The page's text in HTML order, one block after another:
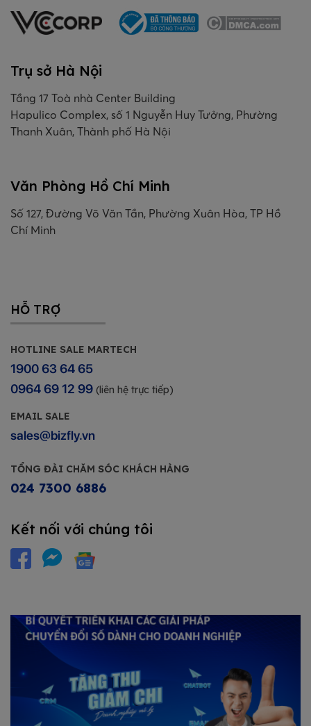
Trụ sở Hà Nội
Tầng 17 Toà nhà Center Building
Hapulico Complex, số 1 Nguyễn Huy Tưởng, Phường
Thanh Xuân, Thành phố Hà Nội
Văn Phòng Hồ Chí Minh
Số 127, Đường Võ Văn Tần, Phường Xuân Hòa, TP Hồ
Chí Minh
HỖ TRỢ
HOTLINE SALE MARTECH
1900 63 64 65
0964 69 12 99 (liên hệ trực tiếp)
EMAIL SALE
sales@bizfly.vn
TỔNG ĐÀI CHĂM SÓC KHÁCH HÀNG
024 7300 6886
Kết nối với chúng tôi